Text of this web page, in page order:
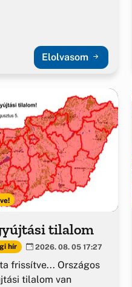
Elolvasom
tilalom
hír 2026. 08. 05 17:27
frissítve... Országos
tilalom van